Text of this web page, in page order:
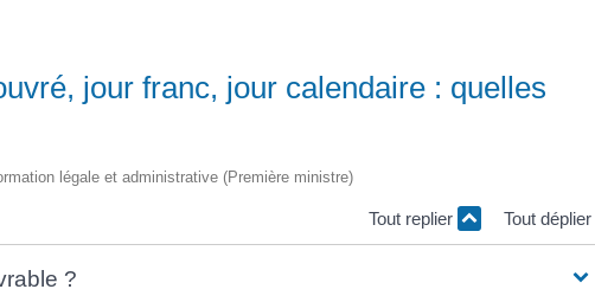
jour franc, jour calendaire : quelles
légale et administrative (Première ministre)
Tout replier Tout déplier
?